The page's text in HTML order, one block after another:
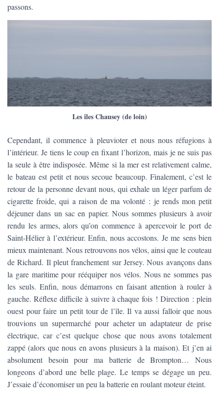
passons.
Les îles Chausey (de loin)
Cependant, il commence à pleuvioter et nous nous réfugions à
l’intérieur. Je tiens le coup en fixant l’horizon, mais je ne suis pas
la seule à être indisposée. Même si la mer est relativement calme,
le bateau est petit et nous secoue beaucoup. Finalement, c’est le
retour de la personne devant nous, qui exhale un léger parfum de
cigarette froide, qui a raison de ma volonté : je rends mon petit
déjeuner dans un sac en papier. Nous sommes plusieurs à avoir
rendu les armes, alors qu’on commence à apercevoir le port de
Saint-Hélier à l’extérieur. Enfin, nous accostons. Je me sens bien
mieux maintenant. Nous retrouvons nos vélos, ainsi que le couteau
de Richard. Il pleut franchement sur Jersey. Nous avançons dans
la gare maritime pour rééquiper nos vélos. Nous ne sommes pas
les seuls. Enfin, nous démarrons en faisant attention à rouler à
gauche. Réflexe difficile à suivre à chaque fois ! Direction : plein
ouest pour faire un petit tour de l’île. Il va aussi falloir que nous
trouvions un supermarché pour acheter un adaptateur de prise
électrique, car c’est quelque chose que nous avons totalement
zappé (alors que nous en avons plusieurs à la maison). Et j’en ai
absolument besoin pour ma batterie de Brompton… Nous
longeons d’abord une belle plage. Le temps se dégage un peu.
J’essaie d’économiser un peu la batterie en roulant moteur éteint.